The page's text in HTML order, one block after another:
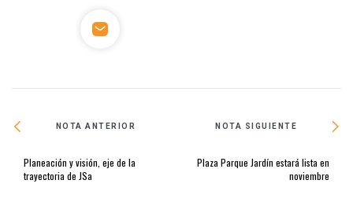
NOTA ANTERIOR
Planeación y visión, eje de la
trayectoria de JSa
NOTA SIGUIENTE
Plaza Parque Jardín estará lista en
noviembre